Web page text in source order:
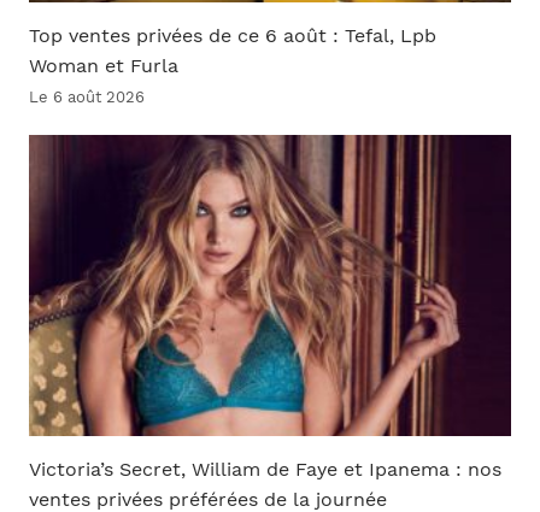
Top ventes privées de ce 6 août : Tefal, Lpb
Woman et Furla
Le 6 août 2026
Victoria’s Secret, William de Faye et Ipanema : nos
ventes privées préférées de la journée